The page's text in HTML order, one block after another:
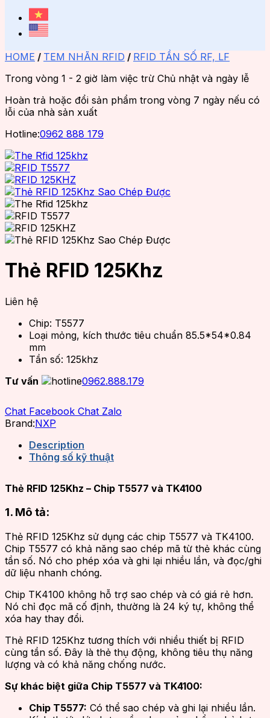
HOME / TEM NHÃN RFID / RFID TẦN SỐ RF, LF
Trong vòng 1 - 2 giờ làm việc trừ Chủ nhật và ngày lễ
Hoàn trả hoặc đổi sản phẩm trong vòng 7 ngày nếu có
lỗi của nhà sản xuất
Hotline:0962 888 179
Thẻ RFID 125Khz
Liên hệ
Chip: T5577
Loại mỏng, kích thước tiêu chuẩn 85.5*54*0.84
mm
Tần số: 125khz
Tư vấn
0962.888.179
Chat Facebook Chat Zalo
Brand:NXP
Description
Thông số kỹ thuật
Thẻ RFID 125Khz – Chip T5577 và TK4100
1. Mô tả:
Thẻ RFID 125Khz sử dụng các chip T5577 và TK4100.
Chip T5577 có khả năng sao chép mã từ thẻ khác cùng
tần số. Nó cho phép xóa và ghi lại nhiều lần, và đọc/ghi
dữ liệu nhanh chóng.
Chip TK4100 không hỗ trợ sao chép và có giá rẻ hơn.
Nó chỉ đọc mã cố định, thường là 24 ký tự, không thể
xóa hay thay đổi.
Thẻ RFID 125Khz tương thích với nhiều thiết bị RFID
cùng tần số. Đây là thẻ thụ động, không tiêu thụ năng
lượng và có khả năng chống nước.
Sự khác biệt giữa Chip T5577 và TK4100:
Chip T5577: Có thể sao chép và ghi lại nhiều lần.